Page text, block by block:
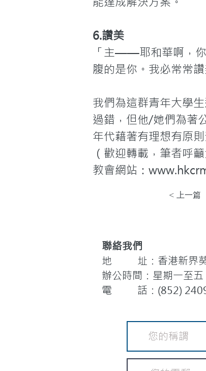
6.讚美
「主——耶和華啊，
腹的是你。我必常常
我們為這群青年大學
過錯，但他/她們為著
年代藉著有理想有原
（歡迎轉載，筆者呼
教會網站：
< 上一篇
聯絡我們
地 址：香港新界葵
辦公時間：星期一至
電 話：(852)